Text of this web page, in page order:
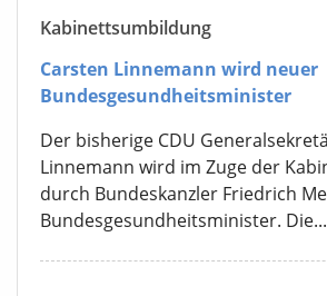
Kabinettsumbildung
Carsten Linnemann wird neuer
Bundesgesundheitsminister
Der bisherige CDU
Linnemann wird im Zuge der
durch Bundeskanzler Friedrich
Bundesgesundheitsminister. Die...